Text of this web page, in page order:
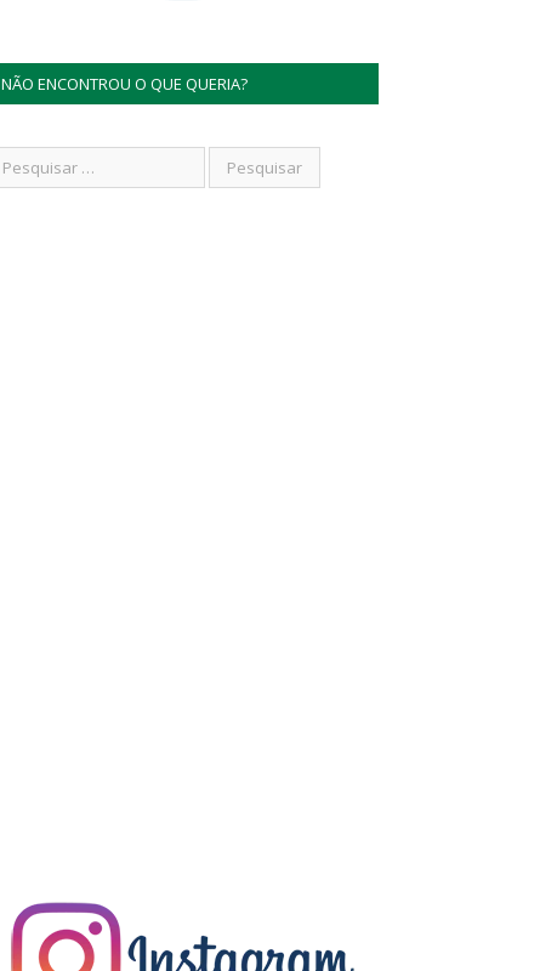
NÃO ENCONTROU O QUE QUERIA?